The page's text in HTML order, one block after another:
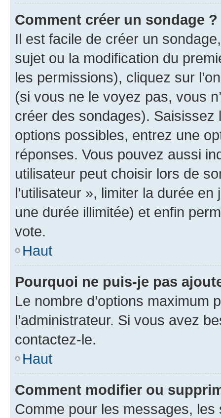
Comment créer un sondage ?
Il est facile de créer un
sujet ou la modification du
les permissions), cliquez sur
(si vous ne le voyez pas, vous
créer des sondages).
options possibles, entrez une
réponses. Vous pouvez aussi
utilisateur peut choisir lors de
l’utilisateur », limiter la durée
une durée illimitée) et enfin
vote.
Haut
Pourquoi ne puis-je pas
Le nombre d’options maximum
l’administrateur. Si vous avez
contactez-le.
Haut
Comment modifier ou
Comme pour les messages,